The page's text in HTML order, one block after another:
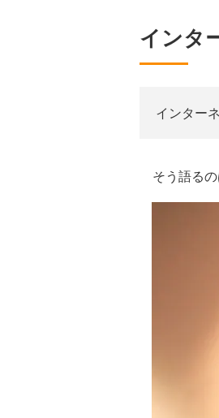
インタ
インター
そう語るの